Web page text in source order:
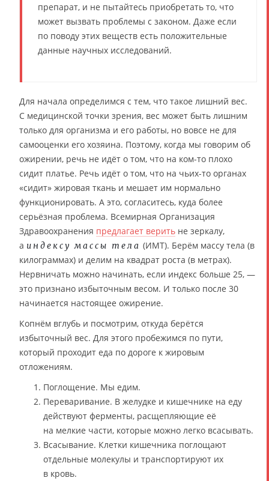
препарат, и не пытайтесь приобретать то, что
может вызвать проблемы с законом. Даже если
по поводу этих веществ есть положительные
данные научных исследований.
Для начала определимся с тем, что такое лишний вес.
С медицинской точки зрения, вес может быть лишним
только для организма и его работы, но вовсе не для
самооценки его хозяина. Поэтому, когда мы говорим об
ожирении, речь не идёт о том, что на ком-то плохо
сидит платье. Речь идёт о том, что на чьих-то органах
«сидит» жировая ткань и мешает им нормально
функционировать. А это, согласитесь, куда более
серьёзная проблема. Всемирная Организация
Здравоохранения предлагает верить не зеркалу,
а индексу массы тела (ИМТ). Берём массу тела (в
килограммах) и делим на квадрат роста (в метрах).
Нервничать можно начинать, если индекс больше 25, —
это признано избыточным весом. И только после 30
начинается настоящее ожирение.
Копнём вглубь и посмотрим, откуда берётся
избыточный вес. Для этого пробежимся по пути,
который проходит еда по дороге к жировым
отложениям.
Поглощение. Мы едим.
Переваривание. В желудке и кишечнике на еду
действуют ферменты, расщепляющие её
на мелкие части, которые можно легко всасывать.
Всасывание. Клетки кишечника поглощают
отдельные молекулы и транспортируют их
в кровь.